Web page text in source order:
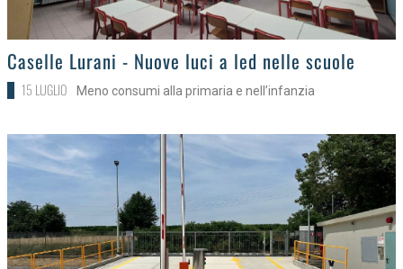
>
Caselle Lurani - Nuove luci a led nelle scuole
15 LUGLIO Meno consumi alla primaria e nell’infanzia